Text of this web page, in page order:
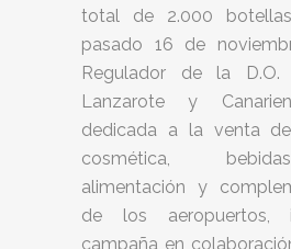
total de 2.000
pasado 16 de
Regulador de la
Lanzarote y
dedicada a la venta
cosmética,
alimentación y
de los aeropuertos,
campaña en